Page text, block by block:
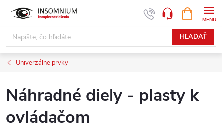
obsah
HĽADAŤ
KOŠÍK
Univerzálne prvky
Náhradné diely - plasty k
ovládačom
www.insomnium.sk - Chat